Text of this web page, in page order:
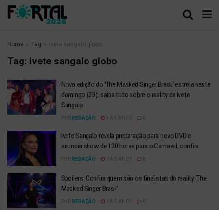
Home Tag ivete sangalo globo
Tag: ivete sangalo globo
Nova edição do ‘The Masked Singer Brasil’ estreia neste
domingo (23); saiba tudo sobre o reality de Ivete
Sangalo
POR REDAÇÃO HÁ 5 ANOS
Ivete Sangalo revela preparação para novo DVD e
anuncia show de 120 horas para o Carnaval; confira
POR REDAÇÃO HÁ 5 ANOS
Spoilers: Confira quem são os finalistas do reality ‘The
Masked Singer Brasil’
POR REDAÇÃO HÁ 5 ANOS